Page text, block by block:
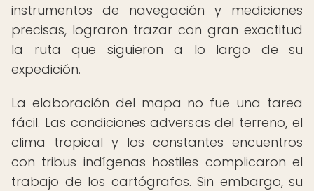
instrumentos de navegación y mediciones
precisas, lograron trazar con gran exactitud
la ruta que siguieron a lo largo de su
expedición.
La elaboración del mapa no fue una tarea
fácil. Las condiciones adversas del terreno, el
clima tropical y los constantes encuentros
con tribus indígenas hostiles complicaron el
trabajo de los cartógrafos. Sin embargo, su